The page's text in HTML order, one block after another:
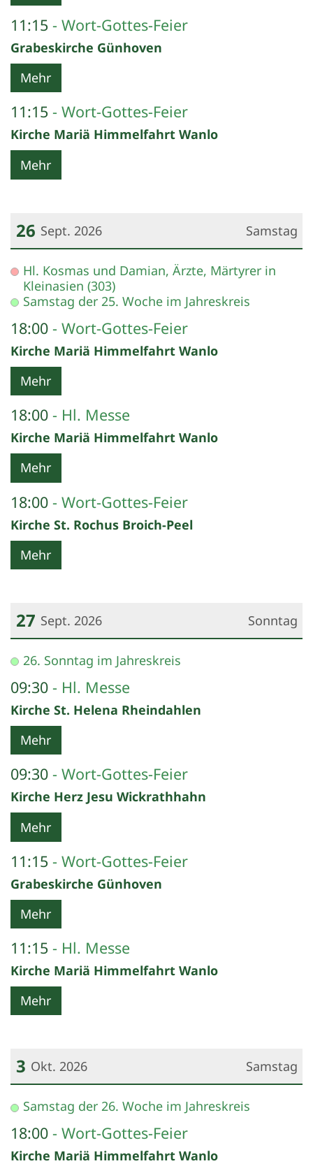
11:15 Wort-Gottes-Feier
Grabeskirche Günhoven
Mehr
11:15 Wort-Gottes-Feier
Kirche Mariä Himmelfahrt Wanlo
Mehr
Samstag
26 Sept. 2026
Datum: 26. September 2026
Hl. Kosmas und Damian, Ärzte, Märtyrer in
Kleinasien (303)
Samstag der 25. Woche im Jahreskreis
18:00 Wort-Gottes-Feier
Kirche Mariä Himmelfahrt Wanlo
Mehr
18:00 Hl. Messe
Kirche Mariä Himmelfahrt Wanlo
Mehr
18:00 Wort-Gottes-Feier
Kirche St. Rochus Broich-Peel
Mehr
Sonntag
27 Sept. 2026
Datum: 27. September 2026
26. Sonntag im Jahreskreis
09:30 Hl. Messe
Kirche St. Helena Rheindahlen
Mehr
09:30 Wort-Gottes-Feier
Kirche Herz Jesu Wickrathhahn
Mehr
11:15 Wort-Gottes-Feier
Grabeskirche Günhoven
Mehr
11:15 Hl. Messe
Kirche Mariä Himmelfahrt Wanlo
Mehr
Samstag
3 Okt. 2026
Datum: 3. Oktober 2026
Samstag der 26. Woche im Jahreskreis
18:00 Wort-Gottes-Feier
Kirche Mariä Himmelfahrt Wanlo